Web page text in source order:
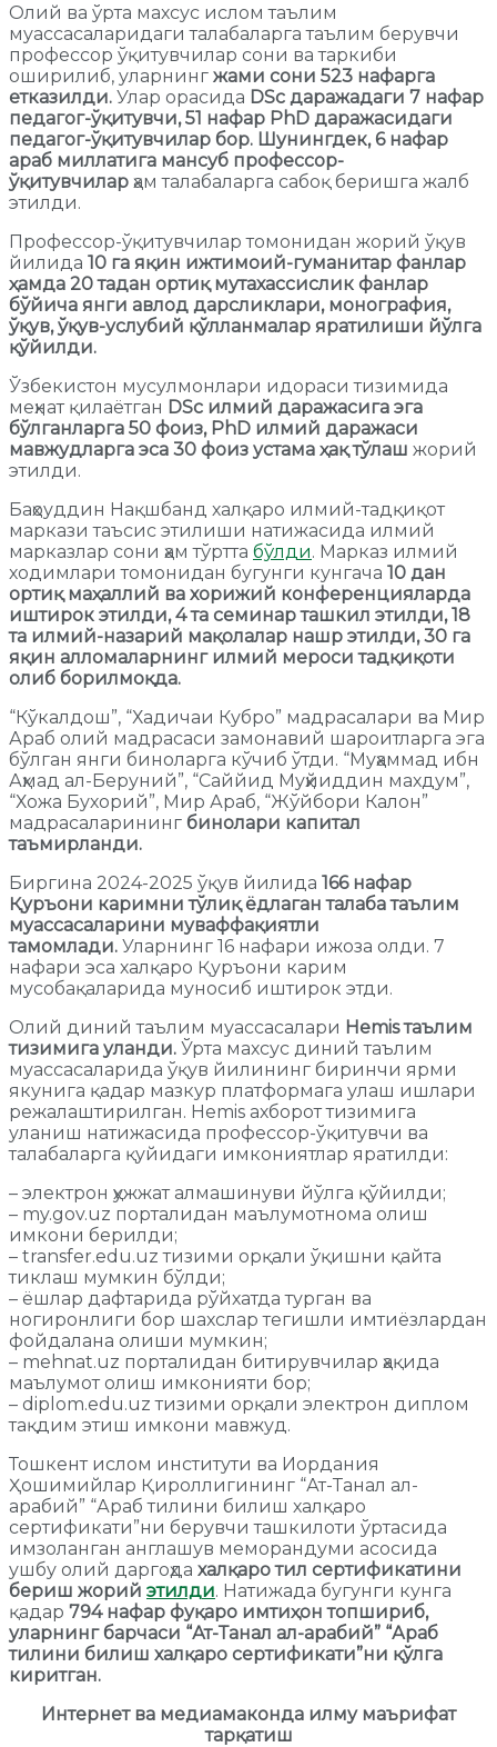
Олий ва ўрта махсус ислом таълим
муассасаларидаги талабаларга таълим берувчи
профессор ўқитувчилар сони ва таркиби
оширилиб, уларнинг жами сони 523 нафарга
етказилди. Улар орасида DSc даражадаги 7 нафар
педагог-ўқитувчи, 51 нафар PhD даражасидаги
педагог-ўқитувчилар бор. Шунингдек, 6 нафар
араб миллатига мансуб профессор-
ўқитувчилар ҳам талабаларга сабоқ беришга жалб
этилди.
Профессор-ўқитувчилар томонидан жорий ўқув
йилида 10 га яқин ижтимоий-гуманитар фанлар
ҳамда 20 тадан ортиқ мутахассислик фанлар
бўйича янги авлод дарсликлари, монография,
ўқув, ўқув-услубий қўлланмалар яратилиши йўлга
қўйилди.
Ўзбекистон мусулмонлари идораси тизимида
меҳнат қилаётган DSc илмий даражасига эга
бўлганларга 50 фоиз, PhD илмий даражаси
мавжудларга эса 30 фоиз устама ҳақ тўлаш жорий
этилди.
Баҳоуддин Нақшбанд халқаро илмий-тадқиқот
маркази таъсис этилиши натижасида илмий
марказлар сони ҳам тўртта бўлди. Марказ илмий
ходимлари томонидан бугунги кунгача 10 дан
ортиқ маҳаллий ва хорижий конференцияларда
иштирок этилди, 4 та семинар ташкил этилди, 18
та илмий-назарий мақолалар нашр этилди, 30 га
яқин алломаларнинг илмий мероси тадқиқоти
олиб борилмоқда.
“Кўкалдош”, “Хадичаи Кубро” мадрасалари ва Мир
Араб олий мадрасаси замонавий шароитларга эга
бўлган янги биноларга кўчиб ўтди. “Муҳаммад ибн
Аҳмад ал-Беруний”, “Саййид Муҳйиддин махдум”,
“Хожа Бухорий”, Мир Араб, “Жўйбори Калон”
мадрасаларининг бинолари капитал
таъмирланди.
Биргина 2024-2025 ўқув йилида 166 нафар
Қуръони каримни тўлиқ ёдлаган талаба таълим
муассасаларини муваффақиятли
тамомлади. Уларнинг 16 нафари ижоза олди. 7
нафари эса халқаро Қуръони карим
мусобақаларида муносиб иштирок этди.
Олий диний таълим муассасалари Hemis таълим
тизимига уланди. Ўрта махсус диний таълим
муассасаларида ўқув йилининг биринчи ярми
якунига қадар мазкур платформага улаш ишлари
режалаштирилган. Hemis ахборот тизимига
уланиш натижасида профессор-ўқитувчи ва
талабаларга қуйидаги имкониятлар яратилди:
– электрон ҳужжат алмашинуви йўлга қўйилди;
– my.gov.uz порталидан маълумотнома олиш
имкони берилди;
– transfer.edu.uz тизими орқали ўқишни қайта
тиклаш мумкин бўлди;
– ёшлар дафтарида рўйхатда турган ва
ногиронлиги бор шахслар тегишли имтиёзлардан
фойдалана олиши мумкин;
– mehnat.uz порталидан битирувчилар ҳақида
маълумот олиш имконияти бор;
– diplom.edu.uz тизими орқали электрон диплом
тақдим этиш имкони мавжуд.
Тошкент ислом институти ва Иордания
Ҳошимийлар Қироллигининг “Ат-Танал ал-
арабий” “Араб тилини билиш халқаро
сертификати”ни берувчи ташкилоти ўртасида
имзоланган англашув меморандуми асосида
ушбу олий даргоҳда халқаро тил сертификатини
бериш жорий этилди. Натижада бугунги кунга
қадар 794 нафар фуқаро имтиҳон топшириб,
уларнинг барчаси “Ат-Танал ал-арабий” “Араб
тилини билиш халқаро сертификати”ни қўлга
киритган.
Интернет ва медиамаконда илму маърифат
тарқатиш